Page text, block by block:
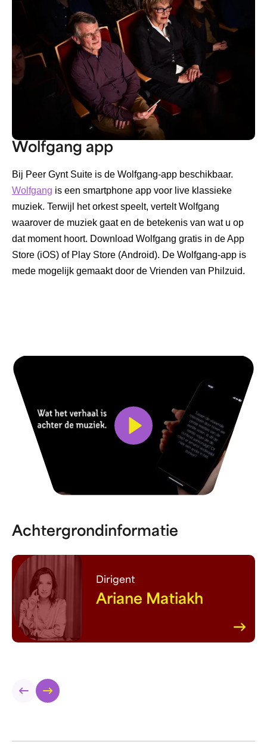
Wolfgang app
Bij Peer Gynt Suite is de Wolfgang-app beschikbaar.
Wolfgang is een smartphone app voor live klassieke
muziek. Terwijl het orkest speelt, vertelt Wolfgang
waarover de muziek gaat en de betekenis van wat u op
dat moment hoort. Download Wolfgang gratis in de App
Store (iOS) of Play Store (Android). De Wolfgang-app is
mede mogelijk gemaakt door de Vrienden van Philzuid.
Bekijk video
Achtergrondinformatie
Dirigent
Ariane Matiakh